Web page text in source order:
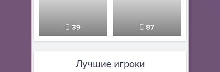
39 87
Лучшие игроки